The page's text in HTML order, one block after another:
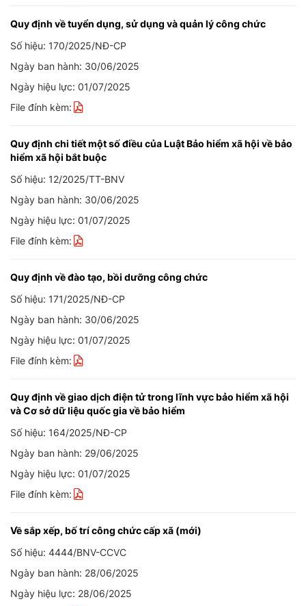
Quy định về tuyển dụng, sử dụng và quản lý công chức
Số hiệu: 170/2025/NĐ-CP
Ngày ban hành: 30/06/2025
Ngày hiệu lực: 01/07/2025
File đính kèm:
Quy định chi tiết một số điều của Luật Bảo hiểm xã hội về bảo
hiểm xã hội bắt buộc
Số hiệu: 12/2025/TT-BNV
Ngày ban hành: 30/06/2025
Ngày hiệu lực: 01/07/2025
File đính kèm:
Quy định về đào tạo, bồi dưỡng công chức
Số hiệu: 171/2025/NĐ-CP
Ngày ban hành: 30/06/2025
Ngày hiệu lực: 01/07/2025
File đính kèm:
Quy định về giao dịch điện tử trong lĩnh vực bảo hiểm xã hội
và Cơ sở dữ liệu quốc gia về bảo hiểm
Số hiệu: 164/2025/NĐ-CP
Ngày ban hành: 29/06/2025
Ngày hiệu lực: 01/07/2025
File đính kèm:
Về sắp xếp, bố trí công chức cấp xã (mới)
Số hiệu: 4444/BNV-CCVC
Ngày ban hành: 28/06/2025
Ngày hiệu lực: 28/06/2025